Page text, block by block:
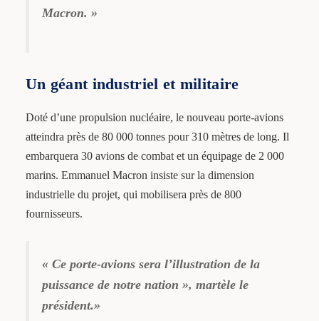
Macron. »
Un géant industriel et militaire
Doté d’une propulsion nucléaire, le nouveau porte-avions
atteindra près de 80 000 tonnes pour 310 mètres de long. Il
embarquera 30 avions de combat et un équipage de 2 000
marins. Emmanuel Macron insiste sur la dimension
industrielle du projet, qui mobilisera près de 800
fournisseurs.
« Ce porte-avions sera l’illustration de la
puissance de notre nation », martèle le
président.»